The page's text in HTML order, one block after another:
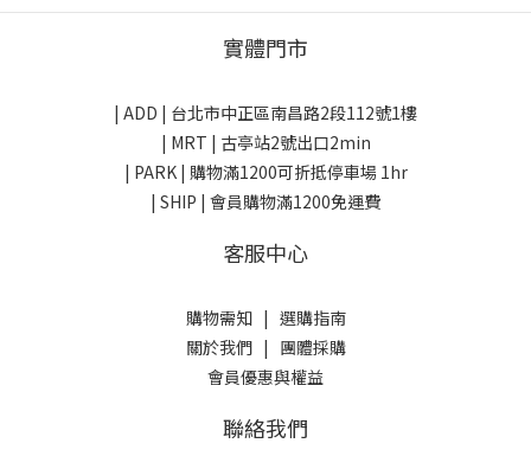
實體門市
| ADD | 台北市中正區南昌路2段112號1樓
| MRT | 古亭站2號出口2min
| PARK | 購物滿1200可折抵停車場 1hr
| SHIP | 會員購物滿1200免運費
客服中心
購物需知| 選購指南
關於我們| 團體採購
會員優惠與權益
聯絡我們